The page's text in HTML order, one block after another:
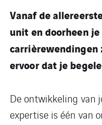
Vanaf de
unit en doorheen
carrièrewendingen
ervoor dat je
De ontwikkeling van
expertise is één van